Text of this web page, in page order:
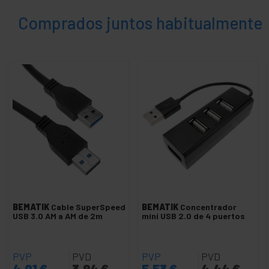
Extensor de cable USB
+
Interface USB
Lectores tarjetas de memoria USB
Powered USB
Productos varios por USB
Sonido por USB
Unidad externa por USB
VGA, DVI y HDMI por USB
Cables de red para sistemas CISCO
+
Comprados juntos habitualmente
BEMATIK Cable SuperSpeed
USB 3.0 AM a AM de 2m
PVP PVD
BEMATIK Concentrador
mini USB 2.0 de 4 puertos
PVP PVD